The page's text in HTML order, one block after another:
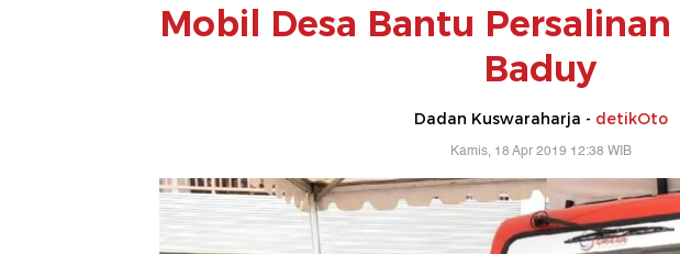
Mobil Desa Bantu
Baduy
Dadan Kuswaraharja - detikOto
Kamis, 18 Apr 2019 12:38 WIB